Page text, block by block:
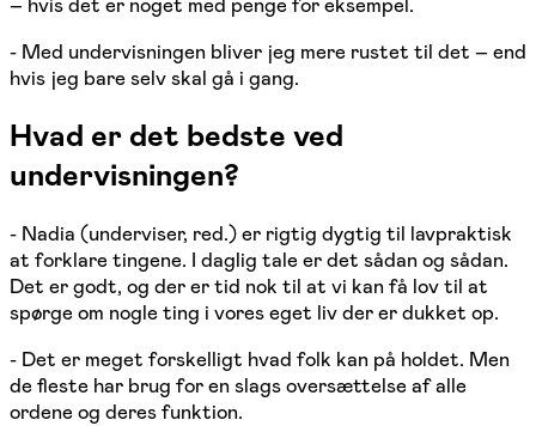
- Med undervisningen bliver jeg mere rustet til det – end
hvis jeg bare selv skal gå i gang.
Hvad er det bedste ved
undervisningen?
- Nadia (underviser, red.) er rigtig dygtig til lavpraktisk
at forklare tingene. I daglig tale er det sådan og sådan.
Det er godt, og der er tid nok til at vi kan få lov til at
spørge om nogle ting i vores eget liv der er dukket op.
- Det er meget forskelligt hvad folk kan på holdet. Men
de fleste har brug for en slags oversættelse af alle
ordene og deres funktion.